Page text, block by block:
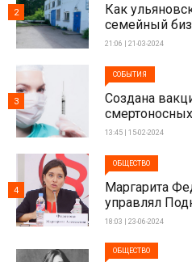
Как
семейный
21:06 | 21-03-2024
2
СОБЫТИЯ
Создана
13:45 | 15-02-2024
3
ОБЩЕСТВО
Маргарита
управлял
18:03 | 23-06-2024
4
ОБЩЕСТВО